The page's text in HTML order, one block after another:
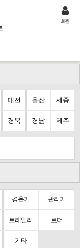
회원
대전 울산 세종
경북 경남 제주
경운기 관리기
트레일러 로더
기타